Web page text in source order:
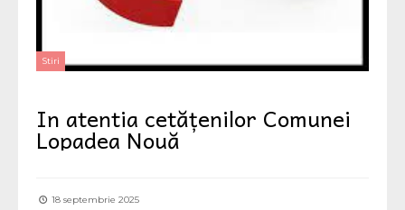
Stiri
In atentia cetățenilor Comunei
Lopadea Nouă
18 septembrie 2025